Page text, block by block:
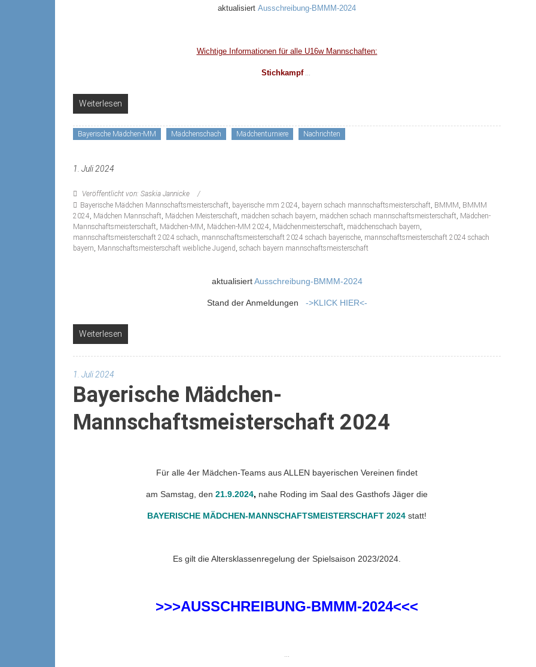
aktualisiert Ausschreibung-BMMM-2024
Wichtige Informationen für alle U16w Mannschaften:
Stichkampf
Weiterlesen
Bayerische Mädchen-MM Mädchenschach Mädchenturniere Nachrichten
1. Juli 2024
Veröffentlicht von: Saskia Jannicke
Bayerische Mädchen Mannschaftsmeisterschaft
bayerische mm 2024 bayern schach mannschaftsmeisterschaft BMMM BMMM
2024 Mädchen Mannschaft Mädchen Meisterschaft mädchen schach bayern mädchen schach mannschaftsmeisterschaft Mädchen-
Mannschaftsmeisterschaft Mädchen-MM Mädchen-MM 2024 Mädchenmeisterschaft mädchenschach bayern
mannschaftsmeisterschaft 2024 schach mannschaftsmeisterschaft 2024 schach bayerische mannschaftsmeisterschaft 2024 schach
bayern Mannschaftsmeisterschaft weibliche Jugend schach bayern mannschaftsmeisterschaft
aktualisiertAusschreibung-BMMM-2024
Stand der Anmeldungen ->KLICKHIER<-
Weiterlesen
1. Juli 2024
Bayerische Mädchen-
Mannschaftsmeisterschaft 2024
Für alle 4er Mädchen-Teams aus ALLEN bayerischen Vereinen findet
am Samstag, den 21.9.2024, nahe Roding im Saal des Gasthofs Jäger die
BAYERISCHE MÄDCHEN-MANNSCHAFTSMEISTERSCHAFT 2024 statt!
Es gilt die Altersklassenregelung der Spielsaison 2023/2024.
>>>AUSSCHREIBUNG-BMMM-2024<<<